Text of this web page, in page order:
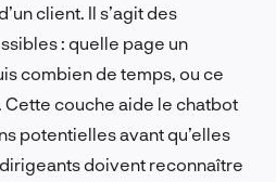
client. Il s’agit des
: quelle page un
combien de temps, ou ce
Cette couche aide le chatbot
potentielles avant qu’elles
doivent reconnaître